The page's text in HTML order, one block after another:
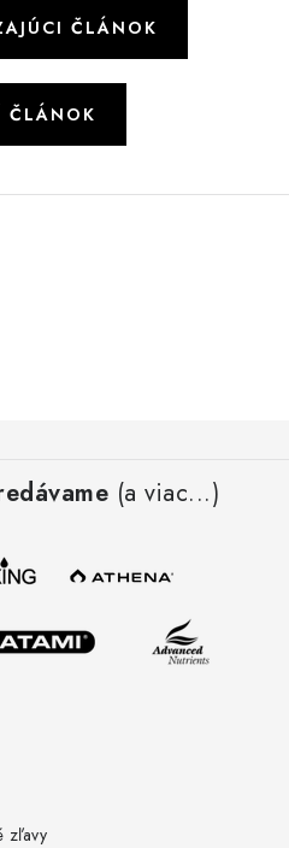
ČLÁNOK
ČLÁNOK
(a viac...)
zľavy